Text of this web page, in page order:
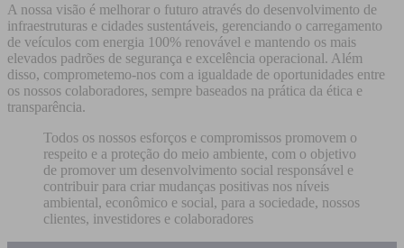
A nossa visão é melhorar o futuro através do desenvolvimento de
infraestruturas e cidades sustentáveis, gerenciando o carregamento
de veículos com energia 100% renovável e mantendo os mais
elevados padrões de segurança e excelência operacional. Além
disso, comprometemo-nos com a igualdade de oportunidades entre
os nossos colaboradores, sempre baseados na prática da ética e
transparência.
Todos os nossos esforços e compromissos promovem o
respeito e a proteção do meio ambiente, com o objetivo
de promover um desenvolvimento social responsável e
contribuir para criar mudanças positivas nos níveis
ambiental, econômico e social, para a sociedade, nossos
clientes, investidores e colaboradores